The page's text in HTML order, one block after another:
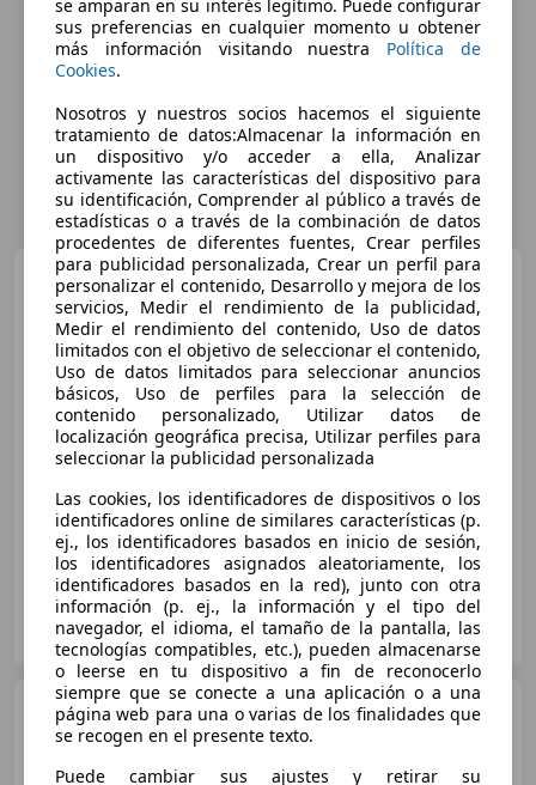
BMW X3 xDrive 20dA
€ 52.990 1
Buen precio
04/2025 31.800 km Diésel
145 kW (197 CV)
GARANTIA DE LA MARCA 20 ANIVERSARIO REVISION GRATIS
FRAMACAR AUTOMOVILES
ES-18230 ATARFE
BMW X3 xDrive 20dA M Sport
Pro
se amparan en su interés legítimo. Puede configurar
sus preferencias en cualquier momento u obtener
más información visitando nuestra Política de
Cookies.
Nosotros y nuestros socios hacemos el siguiente
tratamiento de datos:Almacenar la información en
un dispositivo y/o acceder a ella, Analizar
activamente las características del dispositivo para
su identificación, Comprender al público a través de
estadísticas o a través de la combinación de datos
procedentes de diferentes fuentes, Crear perfiles
para publicidad personalizada, Crear un perfil para
personalizar el contenido, Desarrollo y mejora de los
servicios, Medir el rendimiento de la publicidad,
Medir el rendimiento del contenido, Uso de datos
limitados con el objetivo de seleccionar el contenido,
Uso de datos limitados para seleccionar anuncios
básicos, Uso de perfiles para la selección de
contenido personalizado, Utilizar datos de
localización geográfica precisa, Utilizar perfiles para
seleccionar la publicidad personalizada
Las cookies, los identificadores de dispositivos o los
identificadores online de similares características (p.
ej., los identificadores basados en inicio de sesión,
los identificadores asignados aleatoriamente, los
identificadores basados en la red), junto con otra
información (p. ej., la información y el tipo del
navegador, el idioma, el tamaño de la pantalla, las
tecnologías compatibles, etc.), pueden almacenarse
o leerse en tu dispositivo a fin de reconocerlo
siempre que se conecte a una aplicación o a una
página web para una o varias de los finalidades que
se recogen en el presente texto.
Puede cambiar sus ajustes y retirar su